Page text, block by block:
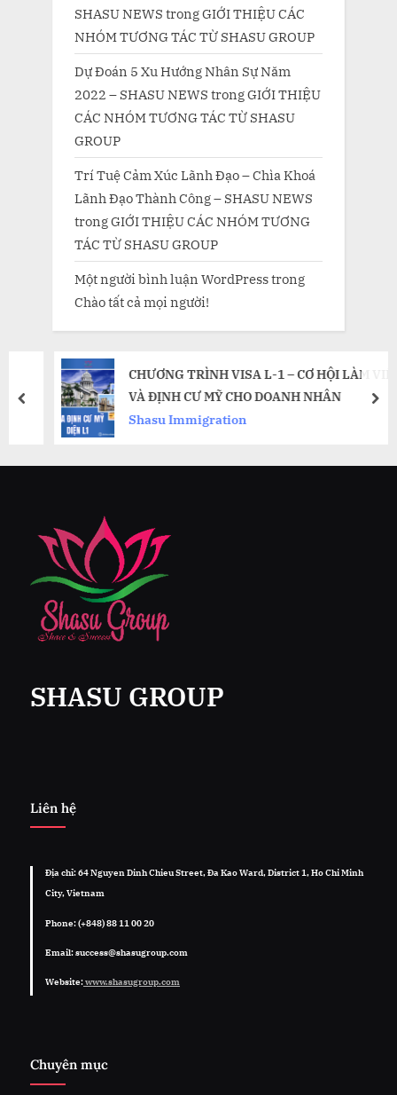
SHASU NEWS trongGIỚI THIỆU CÁC
NHÓM TƯƠNG TÁC TỪ SHASU GROUP
Dự Đoán 5 Xu Hướng Nhân Sự Năm
2022 – SHASU NEWS trongGIỚI THIỆU
CÁC NHÓM TƯƠNG TÁC TỪ SHASU
GROUP
Trí Tuệ Cảm Xúc Lãnh Đạo – Chìa Khoá
Lãnh Đạo Thành Công – SHASU NEWS
trongGIỚI THIỆU CÁC NHÓM TƯƠNG
TÁC TỪ SHASU GROUP
Một người bình luận WordPresstrong
Chào tất cả mọi người!
CHƯƠNG TRÌNH VISA L-1 – CƠ HỘI LÀM VIỆC
VÀ ĐỊNH CƯ MỸ CHO DOANH NHÂN
Shasu Immigration
prev
SHASU GROUP
Liên hệ
Địa chỉ: 64 Nguyen Dinh Chieu Street, Đa Kao Ward, District 1, Ho Chi Minh
City, Vietnam
Phone: (+848) 88 11 00 20
Email: success@shasugroup.com
Website:www.shasugroup.com
Chuyên mục